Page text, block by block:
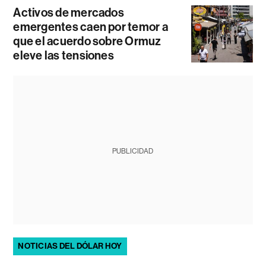
Activos de mercados
emergentes caen por temor a
que el acuerdo sobre Ormuz
eleve las tensiones
PUBLICIDAD
NOTICIAS DEL DÓLAR HOY